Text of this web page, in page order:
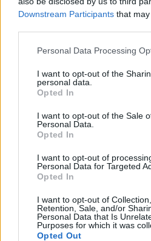
Downstream Participants that
Personal Data Processing
I want to opt-out of the
personal data.
Opted In
I want to opt-out of the Sale
Personal Data.
Opted In
I want to opt-out of
Personal Data for Targeted
Opted In
I want to opt-out of
Retention, Sale, and/or
Personal Data that Is
Purposes for which it was
Opted Out
Σχετικά Άρθρα
Θλίψη στην Πάτρα:
«Άγιος Ανδρέας» βρέφος